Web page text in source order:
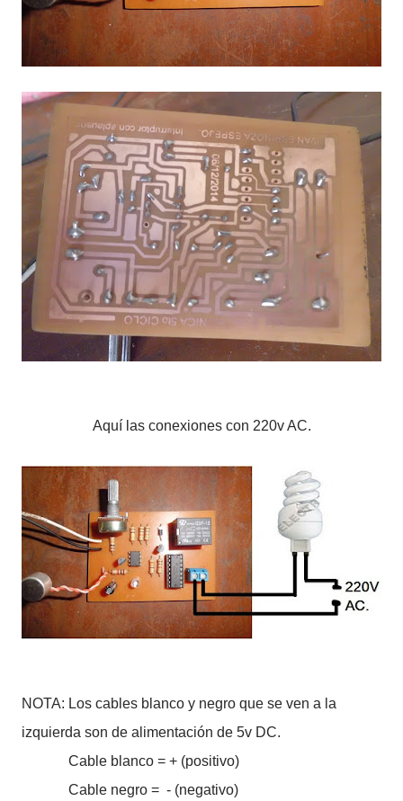
Aquí las conexiones con 220v AC.
NOTA: Los cables blanco y negro que se ven a la
izquierda son de alimentación de 5v DC.
Cable blanco = + (positivo)
Cable negro = - (negativo)